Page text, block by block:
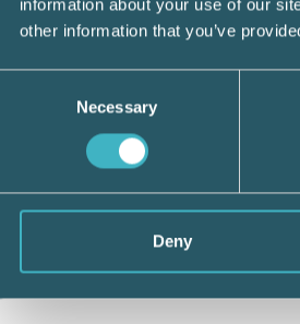
information about your use of our
other information that you’ve
Necessary
Deny
kvalitetskänsligt
experthjälp till att utöka
och O. Tänk på att
Sekretess och
uppmärksam på vad
av annans